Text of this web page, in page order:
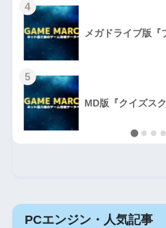
4
メガドライブ版『
5
MD版『クイズス
PCエンジン・人気記事